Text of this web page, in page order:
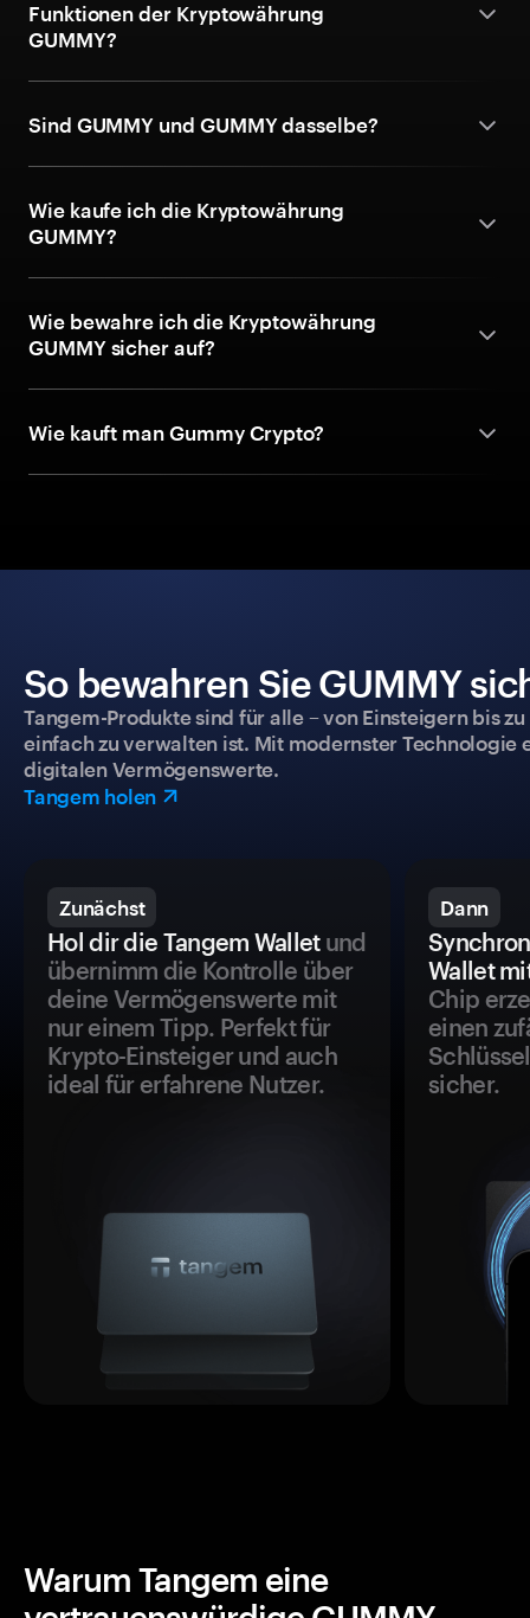
Funktionen der Kryptowährung
GUMMY?
Sind GUMMY und GUMMY dasselbe?
Wie kaufe ich die Kryptowährung
GUMMY?
Wie bewahre ich die Kryptowährung
GUMMY sicher auf?
Wie kauft man Gummy Crypto?
So bewahren Sie GUMMY
Tangem-Produkte sind für alle – von Einsteigern bis
einfach zu verwalten ist. Mit modernster
digitalen Vermögenswerte.
Tangem holen
Zunächst
Hol dir die Tangem Walletund
übernimm die Kontrolle über
deine Vermögenswerte mit
nur einem Tipp. Perfekt für
Krypto-Einsteiger und auch
ideal für erfahrene Nutzer.
Dann
Wallet
Chip
einen
sicher.
Warum Tangem eine